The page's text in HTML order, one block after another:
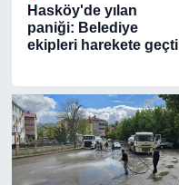
Hasköy'de yılan
paniği: Belediye
ekipleri harekete geçti